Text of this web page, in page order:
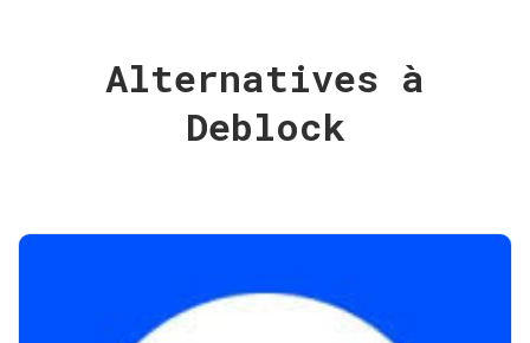
Alternatives à
Deblock